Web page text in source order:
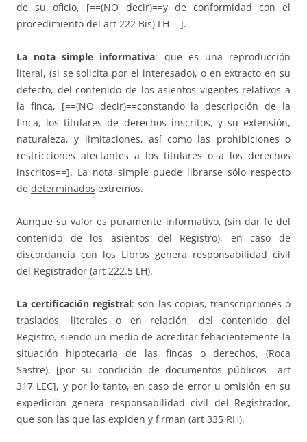
de su oficio, [==(NO decir)==y de conformidad con el
procedimiento del art 222 Bis) LH==].
La nota simple informativa: que es una reproducción
literal, (si se solicita por el interesado), o en extracto en su
defecto, del contenido de los asientos vigentes relativos a
la finca, [==(NO decir)==constando la descripción de la
finca, los titulares de derechos inscritos, y su extensión,
naturaleza, y limitaciones, así como las prohibiciones o
restricciones afectantes a los titulares o a los derechos
inscritos==]. La nota simple puede librarse sólo respecto
de determinados extremos.
Aunque su valor es puramente informativo, (sin dar fe del
contenido de los asientos del Registro), en caso de
discordancia con los Libros genera responsabilidad civil
del Registrador (art 222.5 LH).
La certificación registral: son las copias, transcripciones o
traslados, literales o en relación, del contenido del
Registro, siendo un medio de acreditar fehacientemente la
situación hipotecaria de las fincas o derechos, (Roca
Sastre), [por su condición de documentos públicos==art
317 LEC], y por lo tanto, en caso de error u omisión en su
expedición genera responsabilidad civil del Registrador,
que son las que las expiden y firman (art 335 RH).